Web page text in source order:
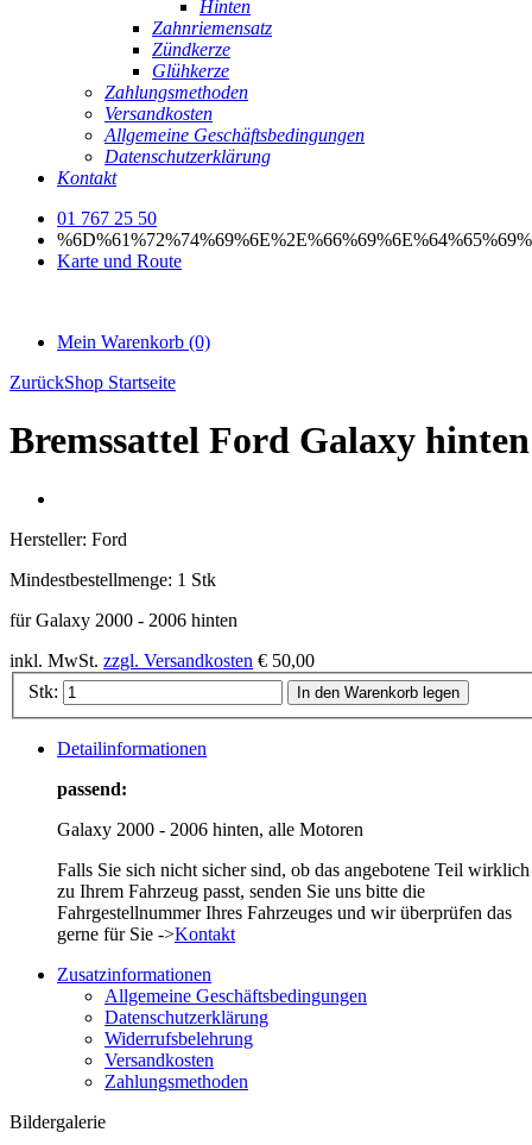
Hinten
Zahnriemensatz
Zündkerze
Glühkerze
Zahlungsmethoden
Versandkosten
Allgemeine Geschäftsbedingungen
Datenschutzerklärung
Kontakt
01 767 25 50
Karte und Route
Mein Warenkorb (0)
ZurückShop Startseite
Bremssattel Ford Galaxy hinten
Hersteller: Ford
Mindestbestellmenge: 1 Stk
für Galaxy 2000 - 2006 hinten
inkl. MwSt. zzgl. Versandkosten € 50,00
Stk:
In den Warenkorb legen
Detailinformationen
passend:
Galaxy 2000 - 2006 hinten, alle Motoren
Falls Sie sich nicht sicher sind, ob das angebotene Teil wirklich
zu Ihrem Fahrzeug passt, senden Sie uns bitte die
Fahrgestellnummer Ihres Fahrzeuges und wir überprüfen das
gerne für Sie ->Kontakt
Zusatzinformationen
Allgemeine Geschäftsbedingungen
Datenschutzerklärung
Widerrufsbelehrung
Versandkosten
Zahlungsmethoden
Bildergalerie